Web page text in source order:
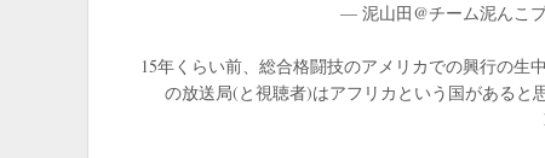
— 泥山田@チーム泥んこ
15年くらい前、総合格闘技のアメリカでの興行の
の放送局(と視聴者)はアフリカという国がある